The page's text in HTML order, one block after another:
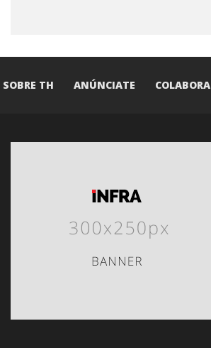
SOBRE TH ANÚNCIATE COLABORA